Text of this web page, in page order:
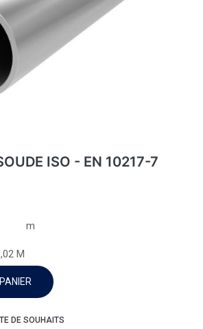
ISO - EN 10217-7
m
M
DE SOUHAITS